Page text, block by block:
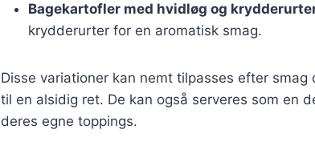
Bagekartofler med hvidløg og
krydderurter for en aromatisk smag.
Disse variationer kan nemt tilpasses efter
til en alsidig ret. De kan også serveres som en
deres egne toppings.